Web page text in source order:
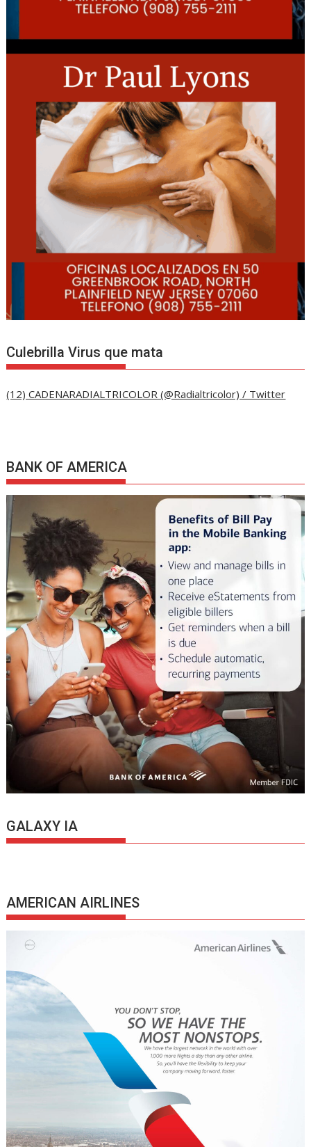
Culebrilla Virus que mata
(12) CADENARADIALTRICOLOR (@Radialtricolor) / Twitter
BANK OF AMERICA
GALAXY IA
AMERICAN AIRLINES